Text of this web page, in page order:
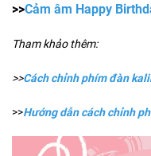
>>Cảm âm Happy
Tham khảo thêm:
>>Cách chỉnh phím đàn
>>Hướng dẫn cách chỉnh